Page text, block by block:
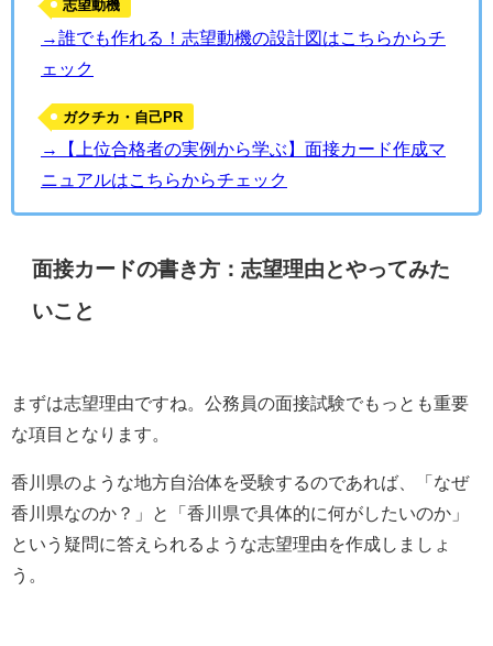
志望動機
→誰でも作れる！志望動機の設計図はこちらからチ
ェック
ガクチカ・自己PR
→【上位合格者の実例から学ぶ】面接カード作成マ
ニュアルはこちらからチェック
面接カードの書き方：志望理由とやってみた
いこと
まずは志望理由ですね。公務員の面接試験でもっとも重要
な項目となります。
香川県のような地方自治体を受験するのであれば、「なぜ
香川県なのか？」と「香川県で具体的に何がしたいのか」
という疑問に答えられるような志望理由を作成しましょ
う。